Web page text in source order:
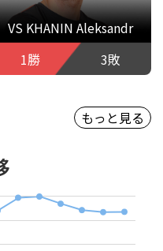
VS KHANIN Aleksandr
1勝
3敗
もっと見る